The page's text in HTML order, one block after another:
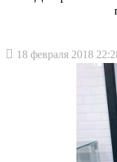
18 февраля 2018